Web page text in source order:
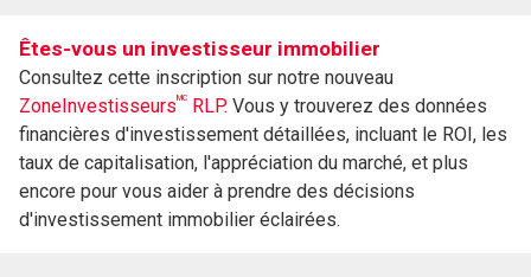
Êtes-vous un investisseur immobilier
Consultez cette inscription sur notre nouveau
ZoneInvestisseursMC RLP. Vous y trouverez des données
financières d'investissement détaillées, incluant le ROI, les
taux de capitalisation, l'appréciation du marché, et plus
encore pour vous aider à prendre des décisions
d'investissement immobilier éclairées.